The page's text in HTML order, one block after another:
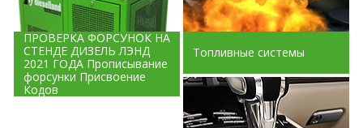
ПРОВЕРКА ФОРСУНОК НА
СТЕНДЕ ДИЗЕЛЬ ЛЭНД
2021 ГОДА Прописывание
форсунки Присвоение
Кодов
Топливные системы